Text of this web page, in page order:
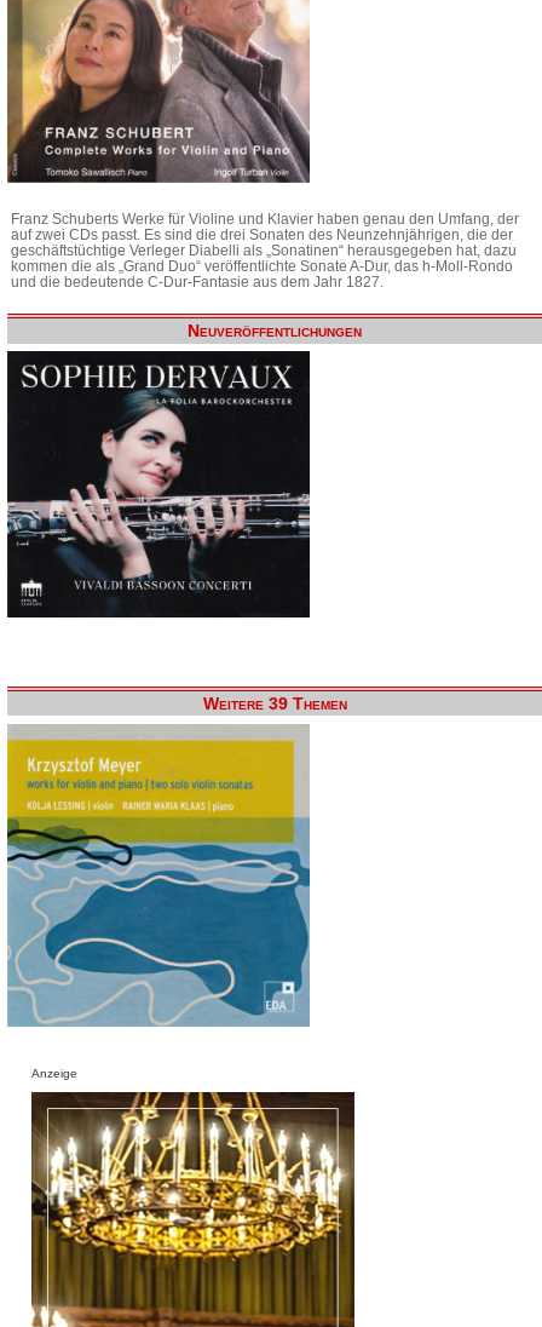
Franz Schuberts Werke für Violine und Klavier haben genau den Umfang, der
auf zwei CDs passt. Es sind die drei Sonaten des Neunzehnjährigen, die der
geschäftstüchtige Verleger Diabelli als „Sonatinen“ herausgegeben hat, dazu
kommen die als „Grand Duo“ veröffentlichte Sonate A-Dur, das h-Moll-Rondo
und die bedeutende C-Dur-Fantasie aus dem Jahr 1827.
Neuveröffentlichungen
Weitere 39 Themen
Anzeige